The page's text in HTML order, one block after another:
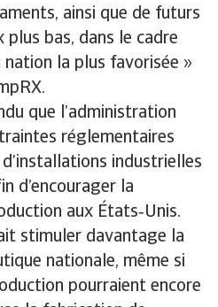
ainsi que de futurs
bas, dans le cadre
la plus favorisée »
que l’administration
réglementaires
industrielles
d’encourager la
aux États‑Unis.
stimuler davantage la
nationale, même si
pourraient encore